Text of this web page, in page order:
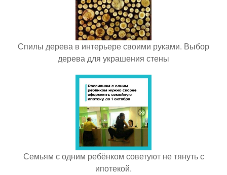
Спилы дерева в интерьере своими руками. Выбор
дерева для украшения стены
Семьям с одним ребёнком советуют не тянуть с
ипотекой.